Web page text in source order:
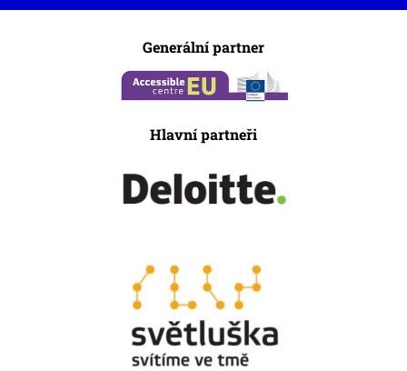
Generální partner
Hlavní partneři